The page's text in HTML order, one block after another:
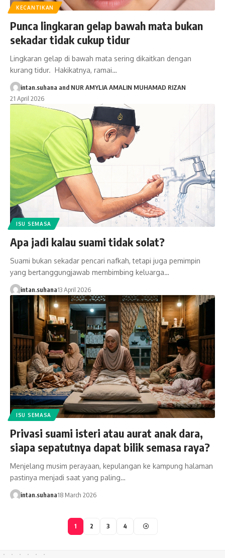
KECANTIKAN
Punca lingkaran gelap bawah mata bukan
sekadar tidak cukup tidur
Lingkaran gelap di bawah mata sering dikaitkan dengan
kurang tidur. Hakikatnya, ramai…
intan.suhana and NUR AMYLIA AMALIN MUHAMAD RIZAN
21 April 2026
ISU SEMASA
Apa jadi kalau suami tidak solat?
Suami bukan sekadar pencari nafkah, tetapi juga pemimpin
yang bertanggungjawab membimbing keluarga…
intan.suhana13 April 2026
ISU SEMASA
Privasi suami isteri atau aurat anak dara,
siapa sepatutnya dapat bilik semasa raya?
Menjelang musim perayaan, kepulangan ke kampung halaman
pastinya menjadi saat yang paling…
intan.suhana18 March 2026
1 2 3 4